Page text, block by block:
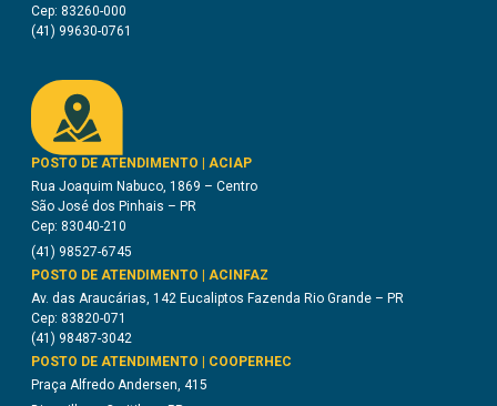
Cep: 83260-000
(41) 99630-0761
POSTO DE ATENDIMENTO | ACIAP
Rua Joaquim Nabuco, 1869 – Centro
São José dos Pinhais – PR
Cep: 83040-210
(41) 98527-6745
POSTO DE ATENDIMENTO | ACINFAZ
Av. das Araucárias, 142 Eucaliptos Fazenda Rio Grande – PR
Cep: 83820-071
(41) 98487-3042
POSTO DE ATENDIMENTO | COOPERHEC
Praça Alfredo Andersen, 415